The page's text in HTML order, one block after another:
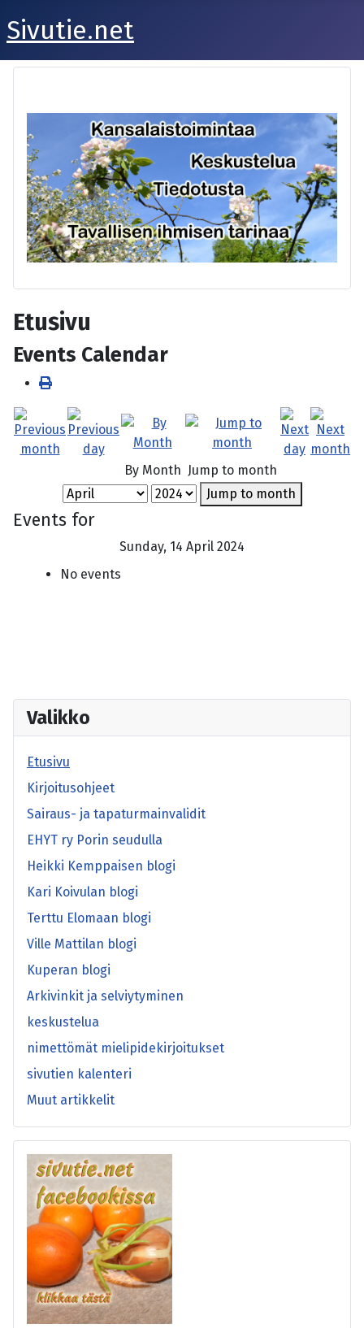
Sivutie.net
Etusivu
Events Calendar
By Month Jump to month
Jump to month
Events for
Sunday, 14 April 2024
No events
Valikko
Etusivu
Kirjoitusohjeet
Sairaus- ja tapaturmainvalidit
EHYT ry Porin seudulla
Heikki Kemppaisen blogi
Kari Koivulan blogi
Terttu Elomaan blogi
Ville Mattilan blogi
Kuperan blogi
Arkivinkit ja selviytyminen
keskustelua
nimettömät mielipidekirjoitukset
sivutien kalenteri
Muut artikkelit